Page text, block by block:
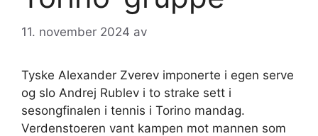
11. november 2024 av
Tyske Alexander Zverev imponerte i egen serve
og slo Andrej Rublev i to strake sett i
sesongfinalen i tennis i Torino mandag.
Verdenstoeren vant kampen mot mannen som